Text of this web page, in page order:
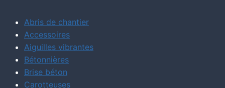
Abris de chantier
Accessoires
Aiguilles vibrantes
Bétonnières
Brise béton
Carotteuses